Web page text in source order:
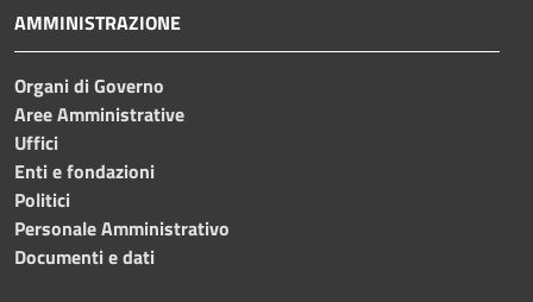
AMMINISTRAZIONE
Organi di Governo
Aree Amministrative
Uffici
Enti e fondazioni
Politici
Personale Amministrativo
Documenti e dati